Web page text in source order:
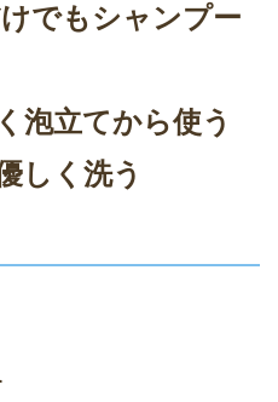
でもシャンプー
泡立てから使う
しく洗う